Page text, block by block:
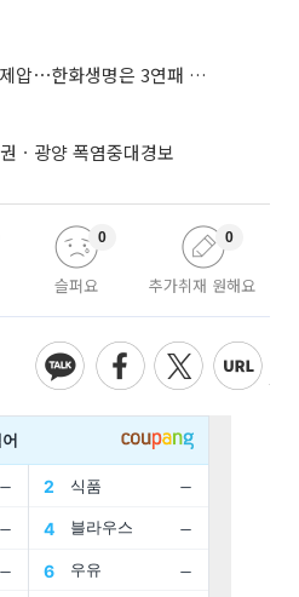
젠지, 풀세트 끝 한화생명 제압⋯한화생명은 3연패 수렁
ㆍ광양 폭염중대경보
슬퍼요
0
추가취재 원해요
0